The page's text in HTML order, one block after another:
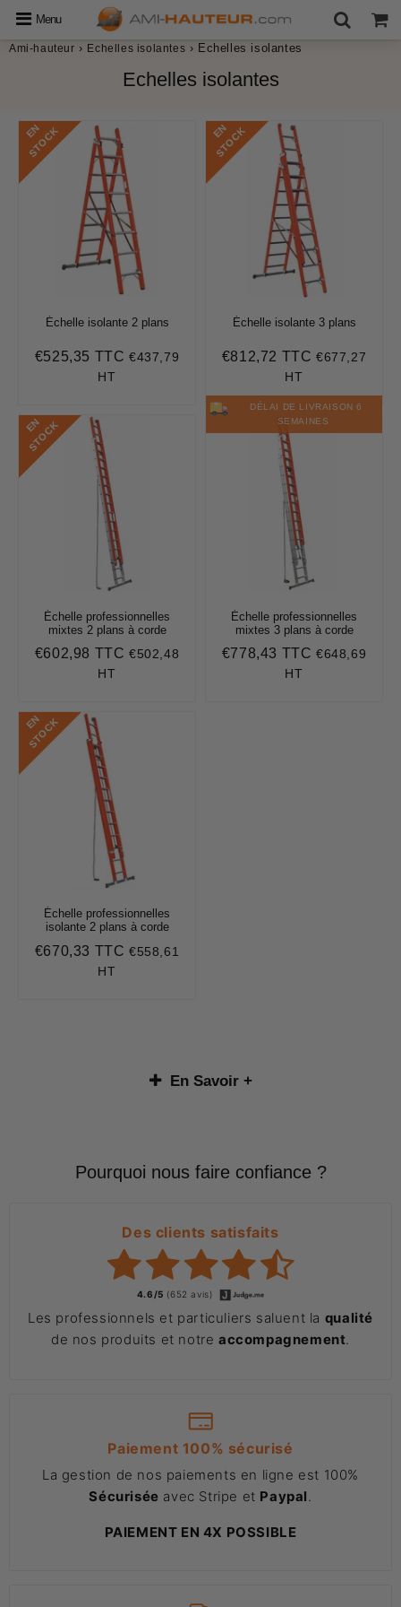
Menu
Ami-hauteur › Echelles isolantes › Echelles isolantes
Echelles isolantes
E
N
S
T
O
C
K
Échelle isolante 2 plans
Prix
€525,35 TTC €525,35
€437,79
HT
E
N
S
T
O
C
K
Échelle isolante 3 plans
Prix
€812,72 TTC €812,72
€677,27
HT
E
N
S
T
O
C
K
Échelle professionnelles
mixtes 2 plans à corde
Prix
€602,98 TTC €602,98
€502,48
HT
DÉLAI DE LIVRAISON 6
SEMAINES
Échelle professionnelles
mixtes 3 plans à corde
Prix
€778,43 TTC €778,43
€648,69
HT
E
N
S
T
O
C
K
Échelle professionnelles
isolante 2 plans à corde
Prix
€670,33 TTC €670,33
€558,61
HT
En Savoir +
Pourquoi nous faire confiance ?
Des clients satisfaits
4.6/5 (652 avis)
Les professionnels et particuliers saluent la qualité
de nos produits et notre accompagnement.
Paiement 100% sécurisé
La gestion de nos paiements en ligne est 100%
Sécurisée avec Stripe et Paypal.
PAIEMENT EN 4X POSSIBLE